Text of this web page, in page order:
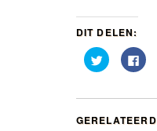
DIT DELEN:
Klik
om
in
Klik
om
in
GERELATEERD